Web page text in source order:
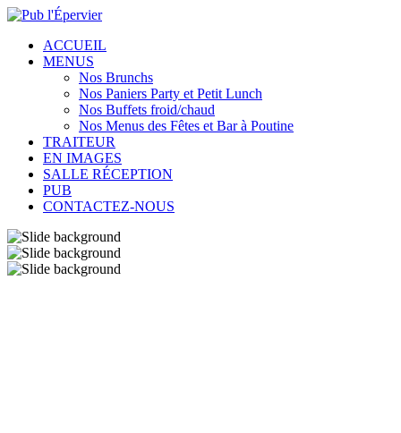
ACCUEIL
MENUS
Nos Brunchs
Nos Paniers Party et Petit Lunch
Nos Buffets froid/chaud
Nos Menus des Fêtes et Bar à Poutine
TRAITEUR
EN IMAGES
SALLE RÉCEPTION
PUB
CONTACTEZ-NOUS